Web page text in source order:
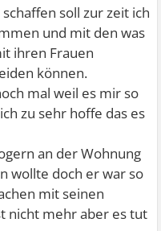
soll zur zeit ich
und mit den was
ihren Frauen
können.
mal weil es mir so
zu sehr hoffe das es
an der Wohnung
wollte doch er war so
mit seinen
nicht mehr aber es tut